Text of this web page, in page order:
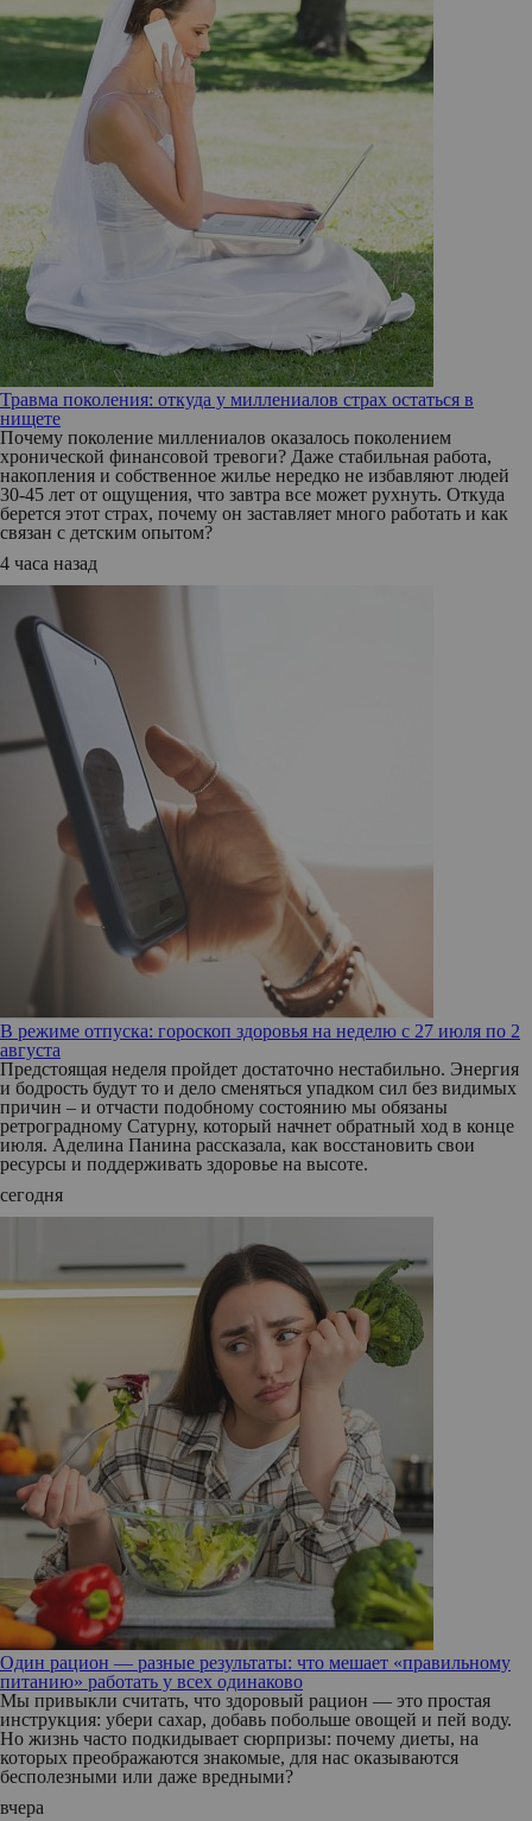
Травма поколения: откуда у миллениалов страх остаться в
нищете
Почему поколение миллениалов оказалось поколением
хронической финансовой тревоги? Даже стабильная работа,
накопления и собственное жилье нередко не избавляют людей
30-45 лет от ощущения, что завтра все может рухнуть. Откуда
берется этот страх, почему он заставляет много работать и как
связан с детским опытом?
4 часа назад
В режиме отпуска: гороскоп здоровья на неделю с 27 июля по 2
августа
Предстоящая неделя пройдет достаточно нестабильно. Энергия
и бодрость будут то и дело сменяться упадком сил без видимых
причин – и отчасти подобному состоянию мы обязаны
ретроградному Сатурну, который начнет обратный ход в конце
июля. Аделина Панина рассказала, как восстановить свои
ресурсы и поддерживать здоровье на высоте.
сегодня
Один рацион — разные результаты: что мешает «правильному
питанию» работать у всех одинаково
Мы привыкли считать, что здоровый рацион — это простая
инструкция: убери сахар, добавь побольше овощей и пей воду.
Но жизнь часто подкидывает сюрпризы: почему диеты, на
которых преображаются знакомые, для нас оказываются
бесполезными или даже вредными?
вчера